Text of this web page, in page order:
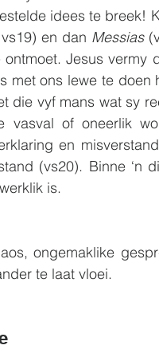
idees te breek!
en dan Messias
Jesus
met ons lewe te
die vyf mans wat sy
vasval of oneerlik
en
(vs20). Binne ‘n
is.
ongemaklike
te laat vloei.